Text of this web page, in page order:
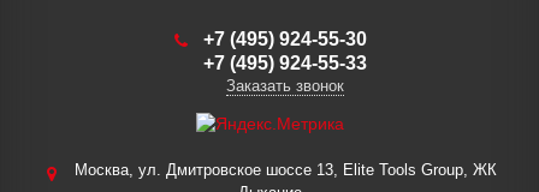
+7 (495) 924-55-30
+7 (495) 924-55-33
Заказать звонок
Москва, ул. Дмитровское шоссе 13, Elite Tools Group, ЖК